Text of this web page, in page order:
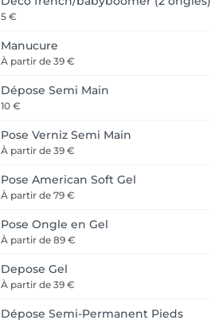
5 €
Manucure
À partir de 39 €
Dépose Semi Main
10 €
Pose Verniz Semi Main
À partir de 39 €
Pose American Soft Gel
À partir de 79 €
Pose Ongle en Gel
À partir de 89 €
Depose Gel
À partir de 39 €
Dépose Semi-Permanent Pieds